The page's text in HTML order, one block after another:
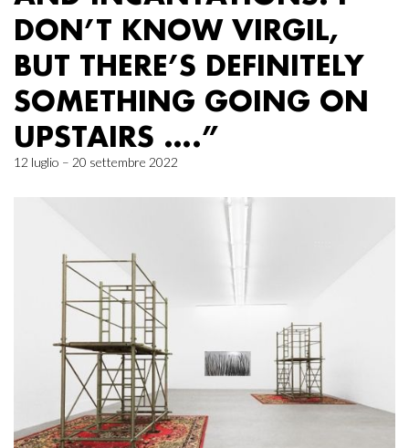
DON’T KNOW VIRGIL,
BUT THERE’S DEFINITELY
SOMETHING GOING ON
UPSTAIRS ….”
12 luglio – 20 settembre 2022